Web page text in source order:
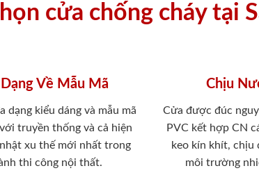
cửa chống cháy tại
Về Mẫu Mã
dạng kiểu dáng và mẫu mã
truyền thống và cả hiện
xu thế mới nhất trong
thi công nội thất.
Chịu
Cửa được đúc
PVC kết hợp CN
keo kín khít, chịu
môi trường